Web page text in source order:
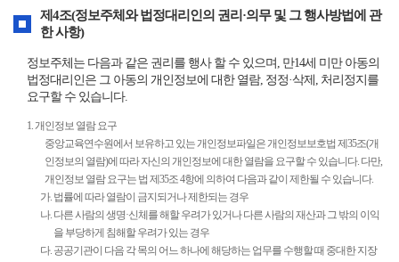
처
리
방
제4조(정보주체와 법정대리인의 권리·의무 및 그 행사방법에 관
한 사항)
정보주체는 다음과 같은 권리를 행사 할 수 있으며, 만14세 미만 아동의
법정대리인은 그 아동의 개인정보에 대한 열람, 정정·삭제, 처리정지를
요구할 수 있습니다.
1. 개인정보 열람 요구
중앙교육연수원에서 보유하고 있는 개인정보파일은 개인정보보호법 제35조(개
인정보의 열람)에 따라 자신의 개인정보에 대한 열람을 요구할 수 있습니다. 다만,
개인정보 열람 요구는 법 제35조 4항에 의하여 다음과 같이 제한될 수 있습니다.
가. 법률에 따라 열람이 금지되거나 제한되는 경우
나. 다른 사람의 생명·신체를 해할 우려가 있거나 다른 사람의 재산과 그 밖의 이익
을 부당하게 침해할 우려가 있는 경우
다. 공공기관이 다음 각 목의 어느 하나에 해당하는 업무를 수행할 때 중대한 지장